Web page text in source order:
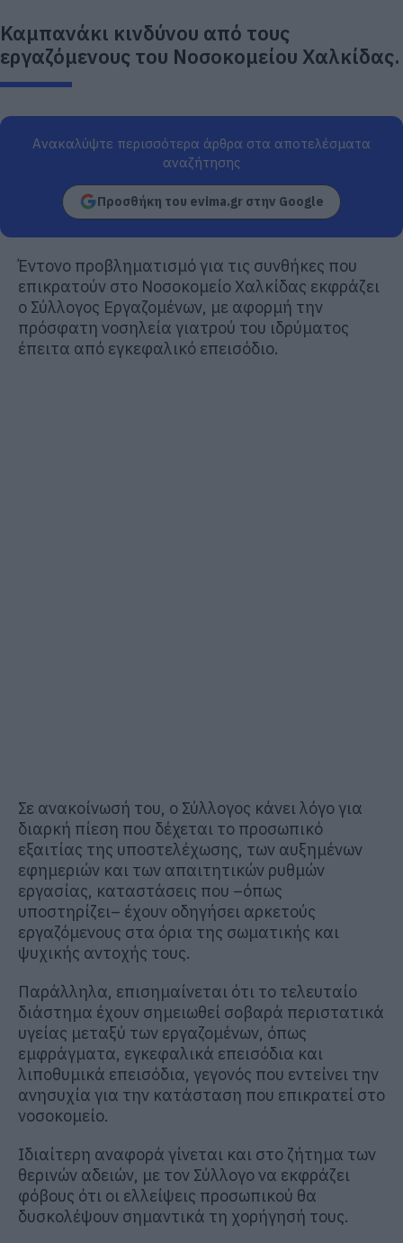
Καμπανάκι κινδύνου από τους
εργαζόμενους του Νοσοκομείου Χαλκίδας.
Ανακαλύψτε περισσότερα άρθρα στα αποτελέσματα
αναζήτησης
Προσθήκη του evima.gr στην Google
Έντονο προβληματισμό για τις συνθήκες που
επικρατούν στο Νοσοκομείο Χαλκίδας εκφράζει
ο Σύλλογος Εργαζομένων, με αφορμή την
πρόσφατη νοσηλεία γιατρού του ιδρύματος
έπειτα από εγκεφαλικό επεισόδιο.
Σε ανακοίνωσή του, ο Σύλλογος κάνει λόγο για
διαρκή πίεση που δέχεται το προσωπικό
εξαιτίας της υποστελέχωσης, των αυξημένων
εφημεριών και των απαιτητικών ρυθμών
εργασίας, καταστάσεις που –όπως
υποστηρίζει– έχουν οδηγήσει αρκετούς
εργαζόμενους στα όρια της σωματικής και
ψυχικής αντοχής τους.
Παράλληλα, επισημαίνεται ότι το τελευταίο
διάστημα έχουν σημειωθεί σοβαρά περιστατικά
υγείας μεταξύ των εργαζομένων, όπως
εμφράγματα, εγκεφαλικά επεισόδια και
λιποθυμικά επεισόδια, γεγονός που εντείνει την
ανησυχία για την κατάσταση που επικρατεί στο
νοσοκομείο.
Ιδιαίτερη αναφορά γίνεται και στο ζήτημα των
θερινών αδειών, με τον Σύλλογο να εκφράζει
φόβους ότι οι ελλείψεις προσωπικού θα
δυσκολέψουν σημαντικά τη χορήγησή τους.